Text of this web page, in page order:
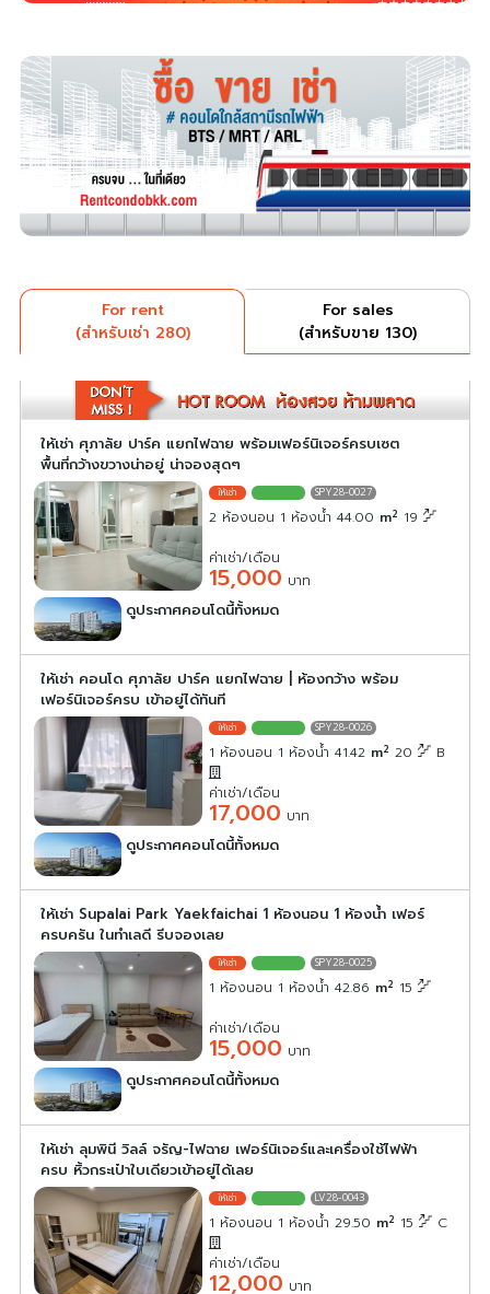
For rent
(สำหรับเช่า 280)
For sales
(สำหรับขาย 130)
ให้เช่า ศุภาลัย ปาร์ค แยกไฟฉาย พร้อมเฟอร์นิเจอร์ครบเซต
พื้นที่กว้างขวางน่าอยู่ น่าจองสุดๆ
SPY28-0027
2 ห้องนอน 1 ห้องน้ำ 44.00 m2 19
ค่าเช่า/เดือน
15,000 บาท
ดูประกาศคอนโดนี้ทั้งหมด
ให้เช่า คอนโด ศุภาลัย ปาร์ค แยกไฟฉาย | ห้องกว้าง พร้อม
เฟอร์นิเจอร์ครบ เข้าอยู่ได้ทันที
SPY28-0026
1 ห้องนอน 1 ห้องน้ำ 41.42 m2 20 B
ค่าเช่า/เดือน
17,000 บาท
ดูประกาศคอนโดนี้ทั้งหมด
ให้เช่า Supalai Park Yaekfaichai 1 ห้องนอน 1 ห้องน้ำ เฟอร์
ครบครัน ในทำเลดี รีบจองเลย
SPY28-0025
1 ห้องนอน 1 ห้องน้ำ 42.86 m2 15
ค่าเช่า/เดือน
15,000 บาท
ดูประกาศคอนโดนี้ทั้งหมด
ให้เช่า ลุมพินี วิลล์ จรัญ-ไฟฉาย เฟอร์นิเจอร์และเครื่องใช้ไฟฟ้า
ครบ หิ้วกระเป๋าใบเดียวเข้าอยู่ได้เลย
LV28-0043
1 ห้องนอน 1 ห้องน้ำ 29.50 m2 15 C
ค่าเช่า/เดือน
12,000 บาท